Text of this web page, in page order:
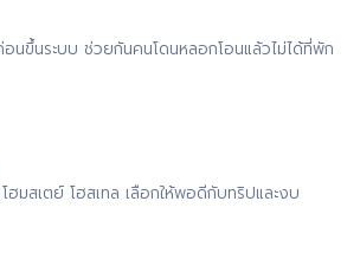
นขึ้นระบบ ช่วยกันคนโดนหลอกโอนแล้วไม่ได้ที่พัก
มสเตย์ โฮสเทล เลือกให้พอดีกับทริปและงบ